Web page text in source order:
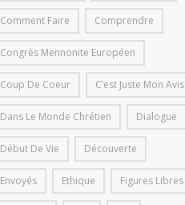
Comment Faire Comprendre
Congrès Mennonite Européen
Coup De Coeur C’est Juste Mon Avis
Dans Le Monde Chrétien Dialogue
Début De Vie Découverte
Envoyés Ethique Figures Libres